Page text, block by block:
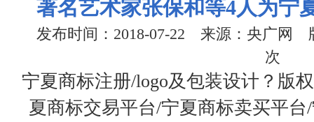
著名艺术家张保和等4人为宁
发布时间：2018-07-22 来源：央广网
次
宁夏商标注册/logo及包装设计？版
夏商标交易平台/宁夏商标卖买平